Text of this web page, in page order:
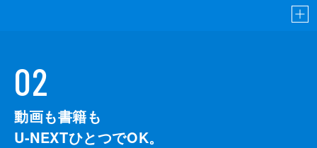
02
動画も書籍も
U-NEXTひとつでOK。